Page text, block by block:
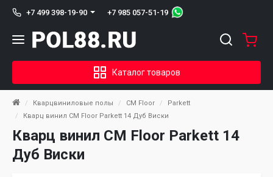
+7 499 398-19-90 +7 985 057-51-19
Каталог товаров
Кварцвиниловые полы CM Floor
Parkett
Кварц винил CM Floor Parkett 14 Дуб Виски
Кварц винил CM Floor Parkett 14
Дуб Виски